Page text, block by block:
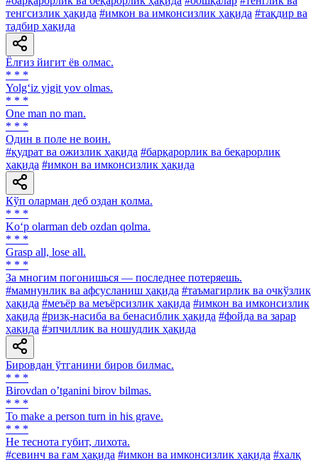
тенгсизлик ҳақида #имкон ва имконсизлик ҳақида #тақдир ва
тадбир ҳақида
Ёлғиз йигит ёв олмас.
* * *
Yolg‘iz yigit yov olmas.
* * *
One man no man.
* * *
Один в поле не воин.
#қудрат ва ожизлик ҳақида #барқарорлик ва беқарорлик
ҳақида #имкон ва имконсизлик ҳақида
Кўп оларман деб оздан қолма.
* * *
Ko‘p olarman deb ozdan qolma.
* * *
Grasp all, lose all.
* * *
За многим погонишься — последнее потеряешь.
#мамнунлик ва афсусланиш ҳақида #таъмагирлик ва очкўзлик
ҳақида #меъёр ва меъёрсизлик ҳақида #имкон ва имконсизлик
ҳақида #ризқ-насиба ва бенасиблик ҳақида #фойда ва зарар
ҳақида #эпчиллик ва ношудлик ҳақида
Бировдан ўтганини биров билмас.
* * *
Birovdan oʼtganini birov bilmas.
* * *
To make a person turn in his grave.
* * *
He теснота губит, лихота.
#севинч ва ғам ҳақида #имкон ва имконсизлик ҳақида #халқ